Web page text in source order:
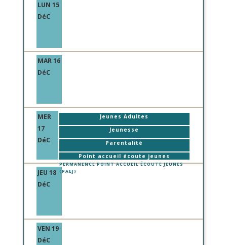
LUN 15
DéC
MAR 16
DéC
MER
17
DéC
Jeunes Adultes
Jeunesse
Parentalité
Point accueil écoute jeunes
PERMANENCE POINT ACCUEIL ÉCOUTE JEUNES
(PAEJ)
JEU 18
DéC
VEN 19
DéC